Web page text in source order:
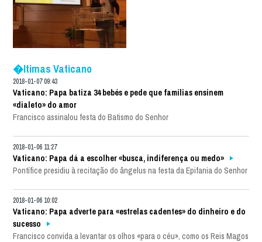
�ltimas Vaticano
2018-01-07 09:43
Vaticano: Papa batiza 34 bebés e pede que famílias ensinem
«dialeto» do amor
Francisco assinalou festa do Batismo do Senhor
2018-01-06 11:27
Vaticano: Papa dá a escolher «busca, indiferença ou medo»
Pontífice presidiu à recitação do ângelus na festa da Epifania do Senhor
2018-01-06 10:02
Vaticano: Papa adverte para «estrelas cadentes» do dinheiro e do
sucesso
Francisco convida a levantar os olhos «para o céu», como os Reis Magos